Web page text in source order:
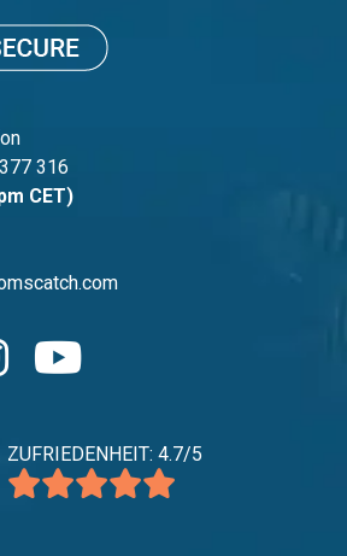
316
CET)
ZUFRIEDENHEIT: 4.7/5